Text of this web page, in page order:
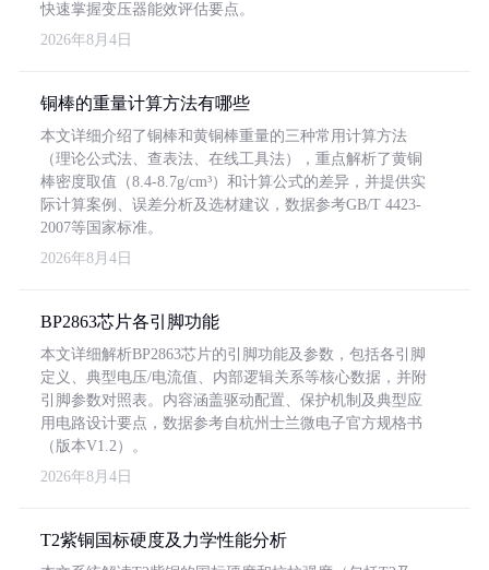
快速掌握变压器能效评估要点。
2026年8月4日
铜棒的重量计算方法有哪些
本文详细介绍了铜棒和黄铜棒重量的三种常用计算方法
（理论公式法、查表法、在线工具法），重点解析了黄铜
棒密度取值（8.4-8.7g/cm³）和计算公式的差异，并提供实
际计算案例、误差分析及选材建议，数据参考GB/T 4423-
2007等国家标准。
2026年8月4日
BP2863芯片各引脚功能
本文详细解析BP2863芯片的引脚功能及参数，包括各引脚
定义、典型电压/电流值、内部逻辑关系等核心数据，并附
引脚参数对照表。内容涵盖驱动配置、保护机制及典型应
用电路设计要点，数据参考自杭州士兰微电子官方规格书
（版本V1.2）。
2026年8月4日
T2紫铜国标硬度及力学性能分析